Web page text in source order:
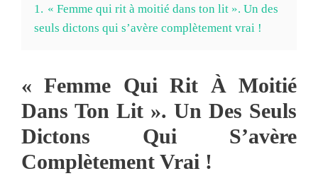
1. « Femme qui rit à moitié dans ton lit ». Un des
seuls dictons qui s’avère complètement vrai !
« Femme Qui Rit À Moitié
Dans Ton Lit ». Un Des Seuls
Dictons Qui S’avère
Complètement Vrai !